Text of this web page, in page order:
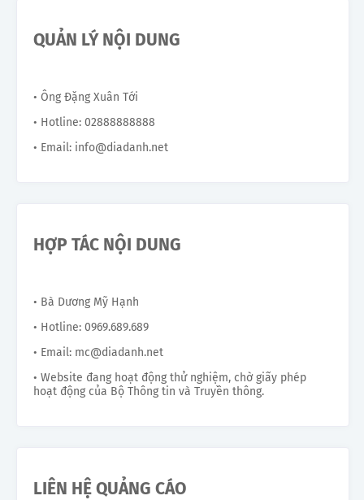
QUẢN LÝ NỘI DUNG
• Ông Đặng Xuân Tới
• Hotline: 02888888888
• Email: info@diadanh.net
HỢP TÁC NỘI DUNG
• Bà Dương Mỹ Hạnh
• Hotline: 0969.689.689
• Email: mc@diadanh.net
• Website đang hoạt động thử nghiệm, chờ giấy phép
hoạt động của Bộ Thông tin và Truyền thông.
LIÊN HỆ QUẢNG CÁO